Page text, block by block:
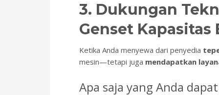
3. Dukungan
Genset Kapasitas
Ketika Anda menyewa dari penyedia
mesin—tetapi juga mendapatkan
Apa saja yang Anda